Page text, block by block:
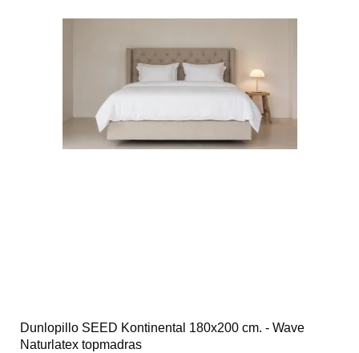
Dunlopillo SEED Kontinental 180x200 cm. - Wave
Naturlatex topmadras